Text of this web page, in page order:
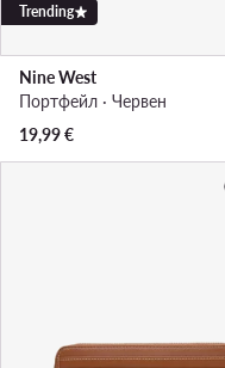
Trending
Nine West
Портфейл · Червен
19,99€